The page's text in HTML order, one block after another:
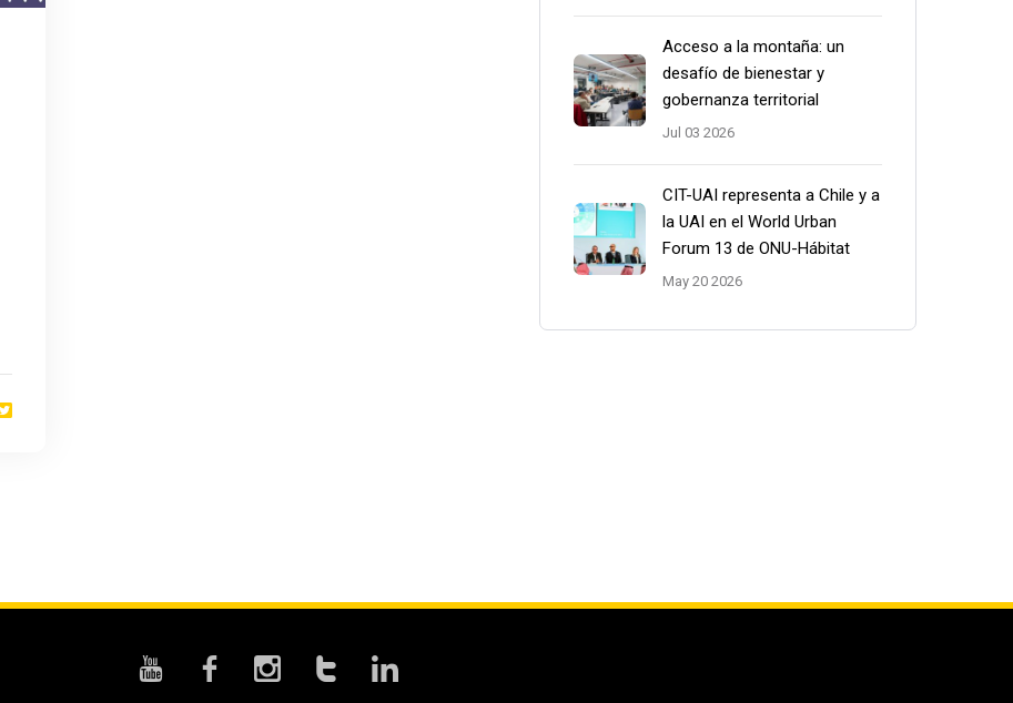
Acceso a la montaña: un
desafío de bienestar y
gobernanza territorial
Jul 03 2026
CIT-UAI representa a Chile y a
la UAI en el World Urban
Forum 13 de ONU-Hábitat
May 20 2026